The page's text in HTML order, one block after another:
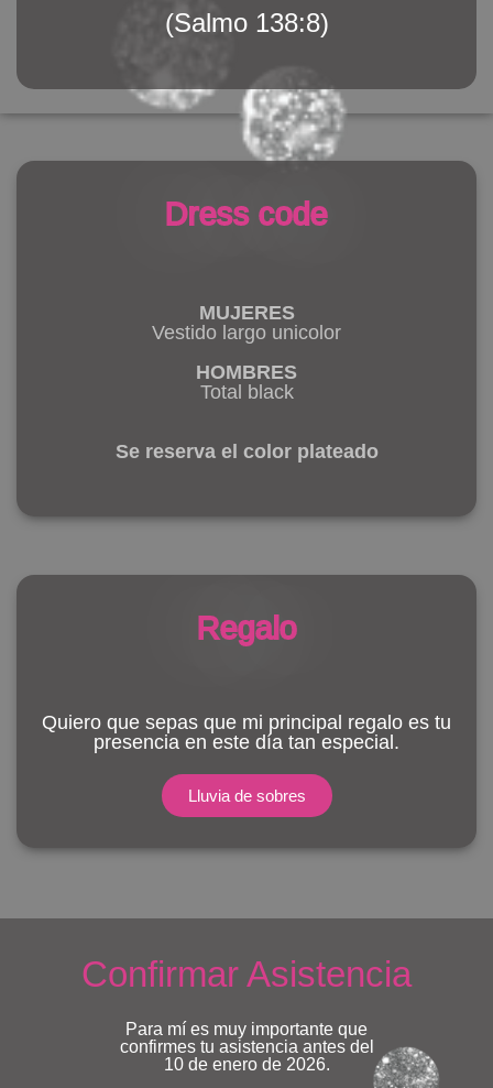
(Salmo 138:8)
Dress code
MUJERES
Vestido largo unicolor
HOMBRES
Total black
Se reserva el color plateado
Regalo
Quiero que sepas que mi principal regalo es tu
presencia en este día tan especial.
Lluvia de sobres
Confirmar Asistencia
Para mí es muy importante que
confirmes tu asistencia antes del
10 de enero de 2026.